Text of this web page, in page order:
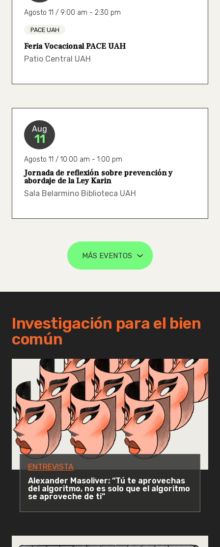
Agosto 11 / 9:00 am - 2:30 pm
PACE UAH
Feria Vocacional PACE UAH
Patio Central UAH
Aug
11
Agosto 11 / 10:00 am - 1:00 pm
Jornada de reflexión sobre prevención y
abordaje de la Ley Karin
Sala Belarmino Biblioteca UAH
MÁS EVENTOS
Investigación para el bien
común
ENTREVISTA
Alexander Masoliver: “Tú te aprovechas
del algoritmo, no es solo que el algoritmo
se aproveche de ti”